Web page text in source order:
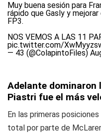
Muy buena sesión para
rápido que Gasly y
FP3.
NOS VEMOS A LAS 11
pic.twitter.com/
— 43 (@ColapintoFiles)
Adelante dominaron
Piastri fue el más
En las primeras
total por parte de